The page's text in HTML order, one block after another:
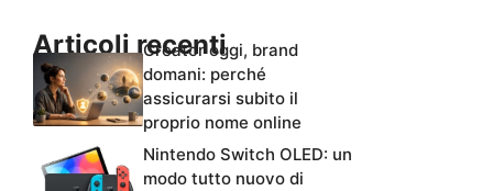
Articoli recenti
Creator oggi, brand
domani: perché
assicurarsi subito il
proprio nome online
Nintendo Switch OLED: un
modo tutto nuovo di